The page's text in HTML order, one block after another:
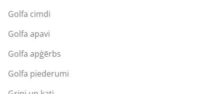
Golfa cimdi
Golfa apavi
Golfa apģērbs
Golfa piederumi